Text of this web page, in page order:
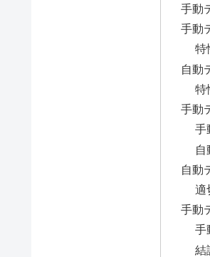
手動
手動
特
自動
特
手動
手
自
自動
適
手動
手
結